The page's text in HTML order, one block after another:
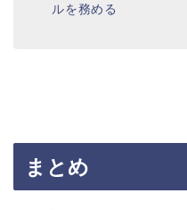
ルを務める
まとめ